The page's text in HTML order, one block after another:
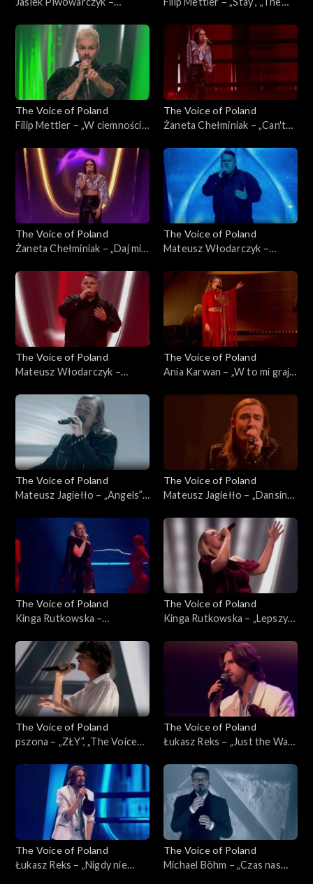
Poland”, Live 3, 22 listopada
2025
listopada 2025
The Voice of Poland
Filip Mettler – „W ciemności”,
22 listopada 2025
The Voice of Poland
Żaneta Chełminiak – „Can't
„The Voice of Poland”, Live 3,
22 listopada 2025
The Voice of Poland
Żaneta Chełminiak – „Daj mi
Poland”, Live 3, 22 listopada
2025
The Voice of Poland
Mateusz Włodarczyk –
„The Voice of Poland”, Live 3,
22 listopada 2025
The Voice of Poland
Mateusz Włodarczyk –
Poland”, Live 3, 22 listopada
The Voice of Poland
Ania Karwan – „W to mi graj”,
22 listopada 2025
The Voice of Poland
Mateusz Jagiełło – „Angels”,
22 listopada 2025
The Voice of Poland
Mateusz Jagiełło – „Dansing”,
22 listopada 2025
The Voice of Poland
Kinga Rutkowska –
Poland”, Live 3, 22 listopada
2025
The Voice of Poland
Kinga Rutkowska – „Lepszy
Live 3, 22 listopada 2025
The Voice of Poland
pszona – „ZŁY”, „The Voice
listopada 2025
The Voice of Poland
Łukasz Reks – „Just the Way
Poland”, Live 3, 22 listopada
2025
The Voice of Poland
Łukasz Reks – „Nigdy nie
The Voice of Poland
Michael Böhm – „Czas nas